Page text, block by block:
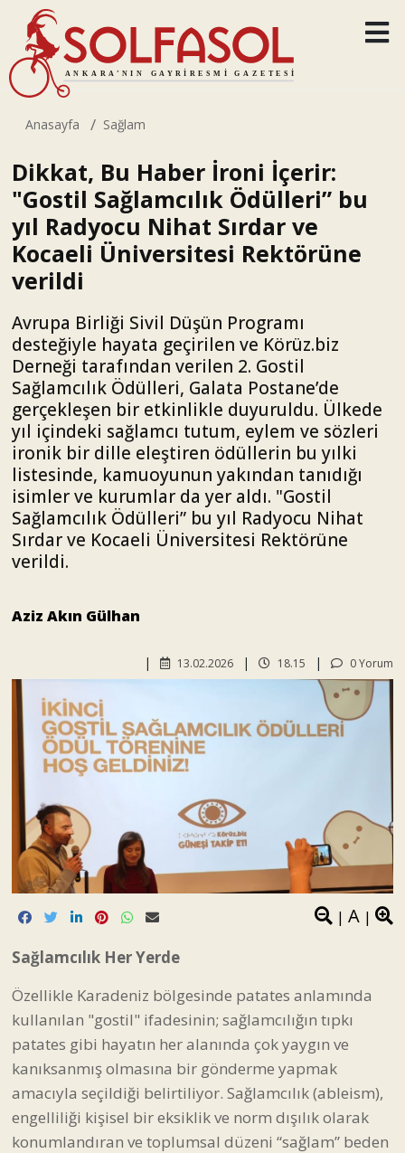
Anasayfa Sağlam
Dikkat, Bu Haber İroni İçerir:
"Gostil Sağlamcılık Ödülleri” bu
yıl Radyocu Nihat Sırdar ve
Kocaeli Üniversitesi Rektörüne
verildi
Avrupa Birliği Sivil Düşün Programı
desteğiyle hayata geçirilen ve Körüz.biz
Derneği tarafından verilen 2. Gostil
Sağlamcılık Ödülleri, Galata Postane’de
gerçekleşen bir etkinlikle duyuruldu. Ülkede
yıl içindeki sağlamcı tutum, eylem ve sözleri
ironik bir dille eleştiren ödüllerin bu yılki
listesinde, kamuoyunun yakından tanıdığı
isimler ve kurumlar da yer aldı. "Gostil
Sağlamcılık Ödülleri” bu yıl Radyocu Nihat
Sırdar ve Kocaeli Üniversitesi Rektörüne
verildi.
Aziz Akın Gülhan
0 Yorum
18.15
13.02.2026
| A |
Sağlamcılık Her Yerde
Özellikle Karadeniz bölgesinde patates anlamında
kullanılan "gostil" ifadesinin; sağlamcılığın tıpkı
patates gibi hayatın her alanında çok yaygın ve
kanıksanmış olmasına bir gönderme yapmak
amacıyla seçildiği belirtiliyor. Sağlamcılık (ableism),
engelliliği kişisel bir eksiklik ve norm dışılık olarak
konumlandıran ve toplumsal düzeni “sağlam” beden